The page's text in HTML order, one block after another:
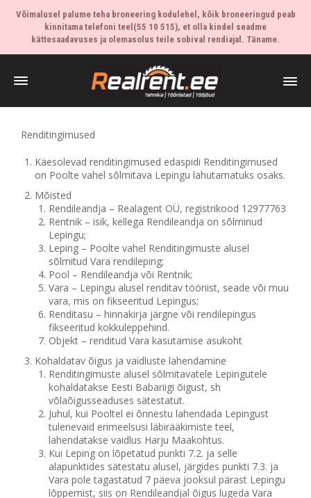
Võimalusel palume teha broneering kodulehel, kõik broneeringud peab
kinnitama telefoni teel(55 10 515), et olla kindel seadme
kättesaadavuses ja olemasolus teile sobival rendiajal. Täname.
Renditingimused
Käesolevad renditingimused edaspidi Renditingimused
on Poolte vahel sõlmitava Lepingu lahutamatuks osaks.
Mõisted
Rendileandja – Realagent OÜ, registrikood 12977763
Rentnik – isik, kellega Rendileandja on sõlminud
Lepingu;
Leping – Poolte vahel Renditingimuste alusel
sõlmitud Vara rendileping;
Pool – Rendileandja või Rentnik;
Vara – Lepingu alusel renditav tööriist, seade või muu
vara, mis on fikseeritud Lepingus;
Renditasu – hinnakirja järgne või rendilepingus
fikseeritud kokkuleppehind.
Objekt – renditud Vara kasutamise asukoht
Kohaldatav õigus ja vaidluste lahendamine
Renditingimuste alusel sõlmitavatele Lepingutele
kohaldatakse Eesti Babariigi õigust, sh
võlaõigusseaduses sätestatut.
Juhul, kui Pooltel ei õnnestu lahendada Lepingust
tulenevaid erimeelsusi läbirääkimiste teel,
lahendatakse vaidlus Harju Maakohtus.
Kui Leping on lõpetatud punkti 7.2. ja selle
alapunktides sätestatu alusel, järgides punkti 7.3. ja
Vara pole tagastatud 7 päeva jooksul pärast Lepingu
lõppemist, siis on Rendileandjal õigus lugeda Vara